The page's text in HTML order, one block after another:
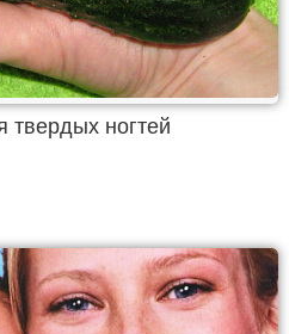
твердых ногтей